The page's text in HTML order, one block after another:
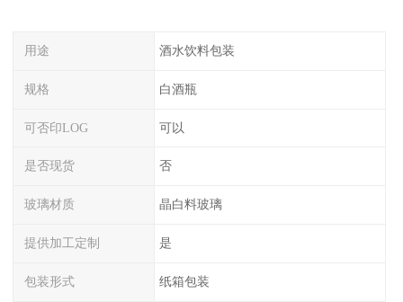
用途 酒水饮料包装
规格 白酒瓶
可否印LOG 可以
是否现货 否
玻璃材质 晶白料玻璃
提供加工定制 是
包装形式 纸箱包装